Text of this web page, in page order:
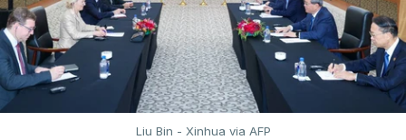
Liu Bin - Xinhua via AFP